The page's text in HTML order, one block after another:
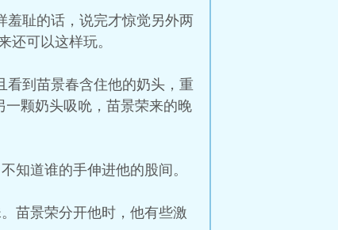
羞耻的话，说完才惊觉另外两
还可以这样玩。
到苗景春含住他的奶头，重
一颗奶头吸吮，苗景荣来的晚
知道谁的手伸进他的股间。
苗景荣分开他时，他有些激